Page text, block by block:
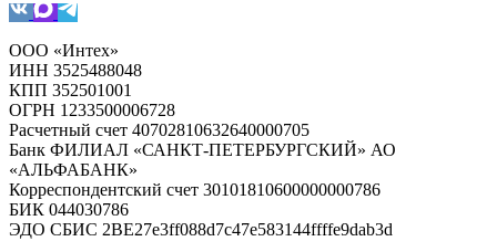
ООО «Интех»
ИНН 3525488048
КПП 352501001
ОГРН 1233500006728
Расчетный счет 40702810632640000705
Банк ФИЛИАЛ «САНКТ-ПЕТЕРБУРГСКИЙ» АО
«АЛЬФАБАНК»
Корреспондентский счет 30101810600000000786
БИК 044030786
ЭДО СБИС 2BE27e3ff088d7c47e583144ffffe9dab3d